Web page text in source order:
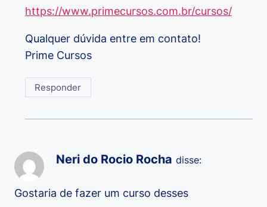
https://www.primecursos.com.br/cursos/
Qualquer dúvida entre em contato!
Prime Cursos
Responder
Neri do Rocio Rocha disse:
Gostaria de fazer um curso desses